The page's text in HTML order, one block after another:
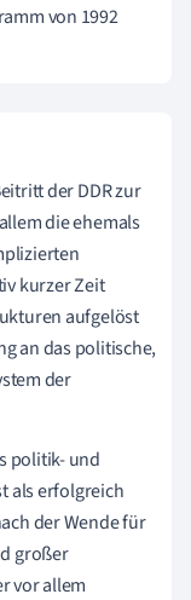
von 1992
der DDR zur
die ehemals
kurzer Zeit
aufgelöst
an das politische,
der
politik- und
als erfolgreich
der Wende für
großer
vor allem